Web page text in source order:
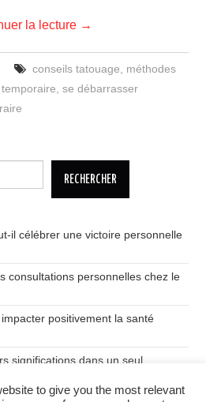
la lecture →
conseils tatouage
méthodes
,se débarrasser
RECHERCHER
il célébrer une victoire personnelle
consultations personnelles chez le
positivement la santé
significations dans un seul
to give you the most relevant